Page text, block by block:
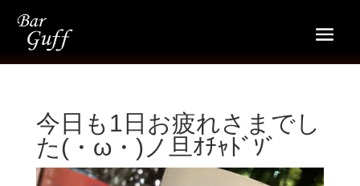
今日も1日お疲れさまでし
た(・ω・)ノ旦ｵﾁｬﾄﾞｿﾞ